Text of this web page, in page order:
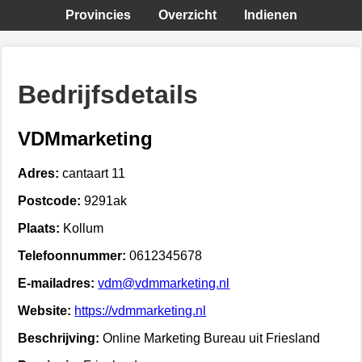
Provincies Overzicht Indienen
Bedrijfsdetails
VDMmarketing
Adres: cantaart 11
Postcode: 9291ak
Plaats: Kollum
Telefoonnummer: 0612345678
E-mailadres: vdm@vdmmarketing.nl
Website: https://vdmmarketing.nl
Beschrijving: Online Marketing Bureau uit Friesland